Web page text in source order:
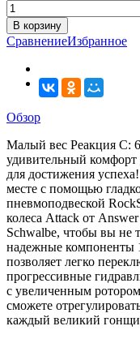
В корзину
СравнениеИзбранное
Обзор
Малый вес Реакция C:
удивительный
для достижения
месте с помощью
пневмоподвеской
колеса Attack от
Schwalbe, чтобы вы не
надежные компоненты
позволяет легко
прогрессивные
с увеличенным
сможете
каждый великий